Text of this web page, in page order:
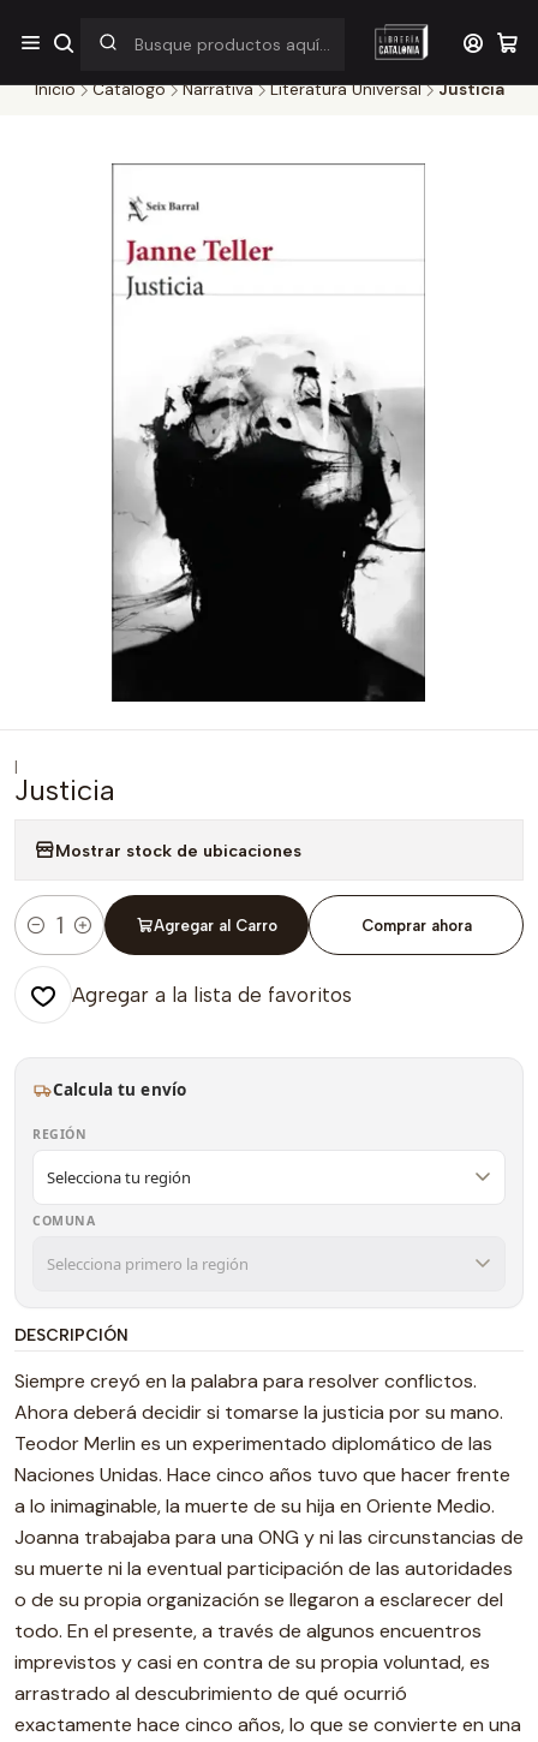
¡Por pocos días! Despacho a $1.000 en RM por compras sobre
$38.000
Inicio Catálogo Narrativa Literatura Universal Justicia
|
Justicia
Mostrar stock de ubicaciones
Cantidad
Agregar al Carro Comprar ahora
Agregar a la lista de favoritos
Calcula tu envío
REGIÓN
COMUNA
DESCRIPCIÓN
Siempre creyó en la palabra para resolver conflictos.
Ahora deberá decidir si tomarse la justicia por su mano.
Teodor Merlin es un experimentado diplomático de las
Naciones Unidas. Hace cinco años tuvo que hacer frente
a lo inimaginable, la muerte de su hija en Oriente Medio.
Joanna trabajaba para una ONG y ni las circunstancias de
su muerte ni la eventual participación de las autoridades
o de su propia organización se llegaron a esclarecer del
todo. En el presente, a través de algunos encuentros
imprevistos y casi en contra de su propia voluntad, es
arrastrado al descubrimiento de qué ocurrió
exactamente hace cinco años, lo que se convierte en una